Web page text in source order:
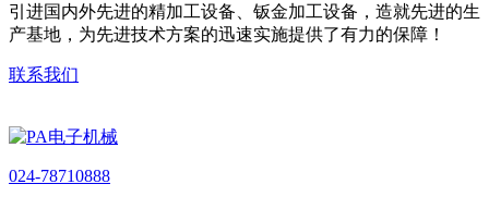
引进国内外先进的精加工设备、钣金加工设备，造就先进的生
产基地，为先进技术方案的迅速实施提供了有力的保障！
联系我们
024-78710888